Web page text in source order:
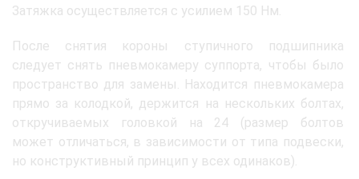
Затяжка осуществляется с усилием 150 Нм.
После снятия короны ступичного подшипника
следует снять пневмокамеру суппорта, чтобы было
пространство для замены. Находится пневмокамера
прямо за колодкой, держится на нескольких болтах,
откручиваемых головкой на 24 (размер болтов
может отличаться, в зависимости от типа подвески,
но конструктивный принцип у всех одинаков).